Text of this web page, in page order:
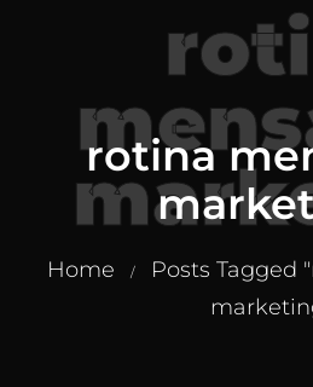
rotina
Home /
Posts Tagged